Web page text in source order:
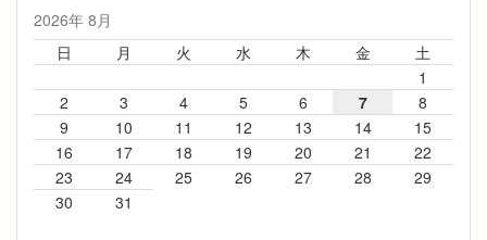
2026年 8月
日
月 火 水 木 金
土
1
2
3 4 5 6 7
8
9
10 11 12 13 14
15
16
17 18 19 20 21
22
23
24 25 26 27 28
29
30
31